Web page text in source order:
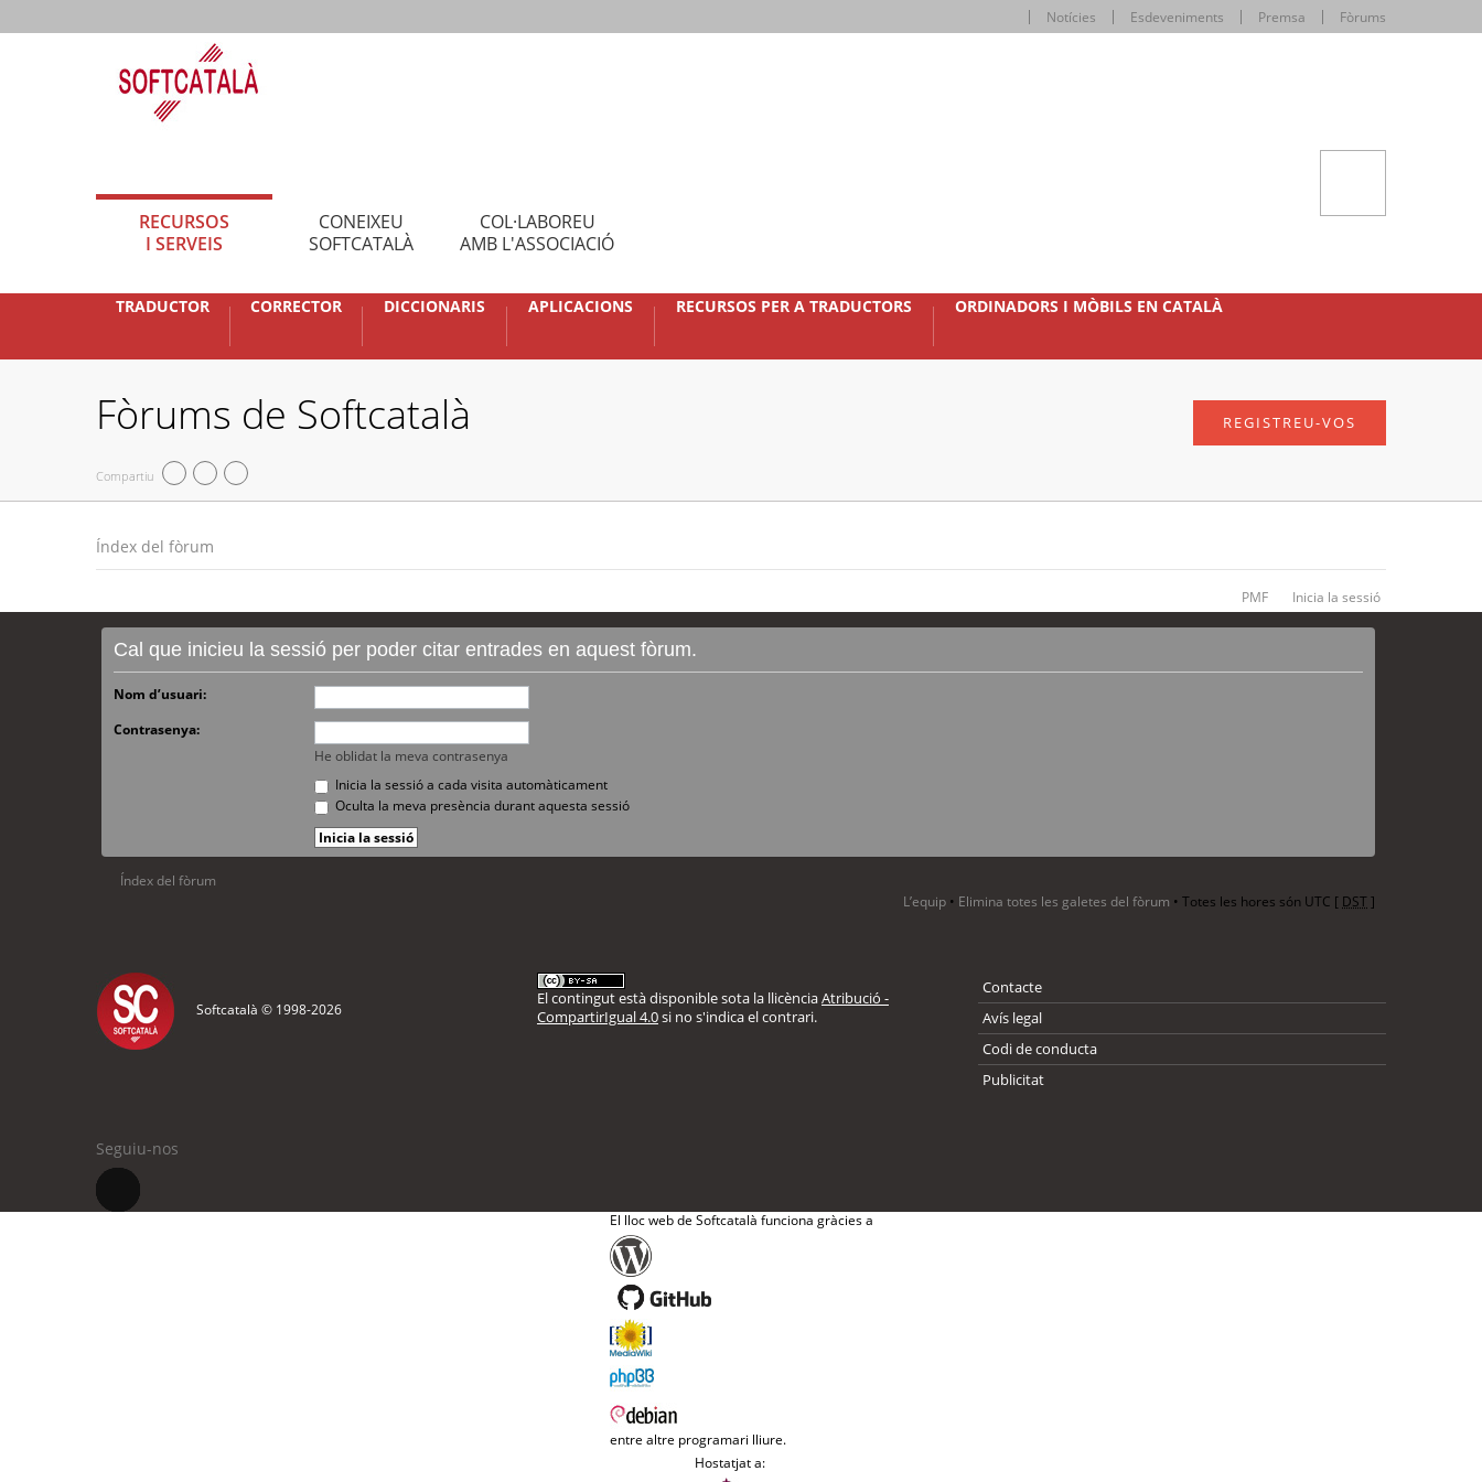
Notícies Esdeveniments Premsa Fòrums
RECURSOS
I SERVEIS
CONEIXEU
SOFTCATALÀ
COL·LABOREU
AMB L'ASSOCIACIÓ
TRADUCTOR CORRECTOR DICCIONARIS APLICACIONS RECURSOS PER A TRADUCTORS ORDINADORS I MÒBILS EN CATALÀ
Fòrums de Softcatalà
Compartiu
REGISTREU-VOS
Índex del fòrum
PMF Inicia la sessió
Cal que inicieu la sessió per poder citar entrades en aquest fòrum.
Nom d’usuari:
Contrasenya:
He oblidat la meva contrasenya
Inicia la sessió a cada visita automàticament
Oculta la meva presència durant aquesta sessió
Índex del fòrum
L’equip • Elimina totes les galetes del fòrum • Totes les hores són UTC [ DST]
Softcatalà © 1998-2026
El contingut està disponible sota la llicènciaAtribució -
CompartirIgual 4.0si no s'indica el contrari.
Contacte
Avís legal
Codi de conducta
Publicitat
Seguiu-nos
El lloc web de Softcatalà funciona gràcies a
entre altre programari lliure.
Hostatjat a: